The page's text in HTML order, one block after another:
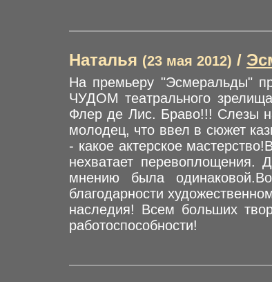
Наталья (23 мая 2012) /
На премьеру "Эсмеральды"
ЧУДОМ театрального
Флер де Лис. Браво!!! Слезы
молодец, что ввел в сюжет
- какое актерское
нехватает перевоплощения.
мнению была
благодарности
наследия! Всем больших
работоспособности!